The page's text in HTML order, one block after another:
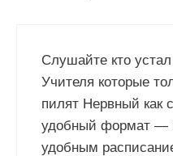
Слушайте кто
Учителя которые
пилят Нервный как
удобный формат —
удобным